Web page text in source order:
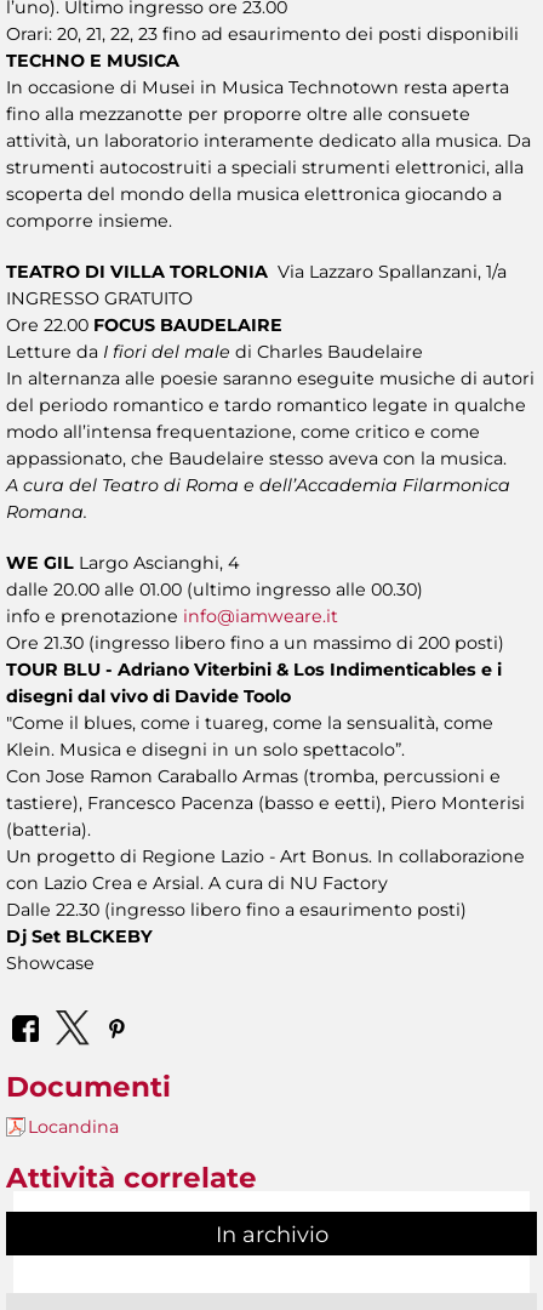
l’uno). Ultimo ingresso ore 23.00
Orari: 20, 21, 22, 23 fino ad esaurimento dei posti disponibili
TECHNO E MUSICA
In occasione di Musei in Musica Technotown resta aperta
fino alla mezzanotte per proporre oltre alle consuete
attività, un laboratorio interamente dedicato alla musica. Da
strumenti autocostruiti a speciali strumenti elettronici, alla
scoperta del mondo della musica elettronica giocando a
comporre insieme.
TEATRO DI VILLA TORLONIA Via Lazzaro Spallanzani, 1/a
INGRESSO GRATUITO
Ore 22.00 FOCUS BAUDELAIRE
Letture da I fiori del male di Charles Baudelaire
In alternanza alle poesie saranno eseguite musiche di autori
del periodo romantico e tardo romantico legate in qualche
modo all’intensa frequentazione, come critico e come
appassionato, che Baudelaire stesso aveva con la musica.
A cura del Teatro di Roma e dell’Accademia Filarmonica
Romana.
WE GIL Largo Ascianghi, 4
dalle 20.00 alle 01.00 (ultimo ingresso alle 00.30)
info e prenotazione info@iamweare.it
Ore 21.30 (ingresso libero fino a un massimo di 200 posti)
TOUR BLU - Adriano Viterbini & Los Indimenticables e i
disegni dal vivo di Davide Toolo
"Come il blues, come i tuareg, come la sensualità, come
Klein. Musica e disegni in un solo spettacolo”.
Con Jose Ramon Caraballo Armas (tromba, percussioni e
tastiere), Francesco Pacenza (basso e eetti), Piero Monterisi
(batteria).
Un progetto di Regione Lazio - Art Bonus. In collaborazione
con Lazio Crea e Arsial. A cura di NU Factory
Dalle 22.30 (ingresso libero fino a esaurimento posti)
Dj Set BLCKEBY
Showcase
Documenti
Locandina
Attività correlate
In archivio